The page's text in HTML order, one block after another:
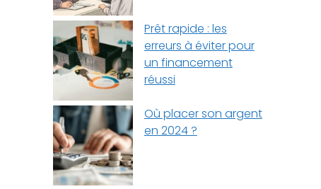
Prêt rapide : les
erreurs à éviter pour
un financement
réussi
Où placer son argent
en 2024 ?